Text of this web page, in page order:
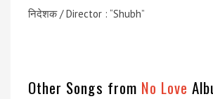
निदेशक / Director : “Shubh”
Other Songs from No Love